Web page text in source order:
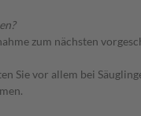
zum nächsten
Sie vor allem bei